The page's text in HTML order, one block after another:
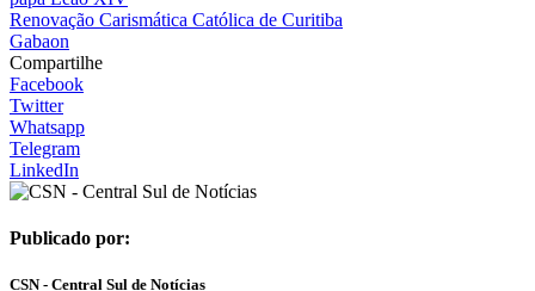
Renovação Carismática Católica de Curitiba
Gabaon
Compartilhe
Facebook
Twitter
Whatsapp
Telegram
LinkedIn
Publicado por:
CSN - Central Sul de Notícias